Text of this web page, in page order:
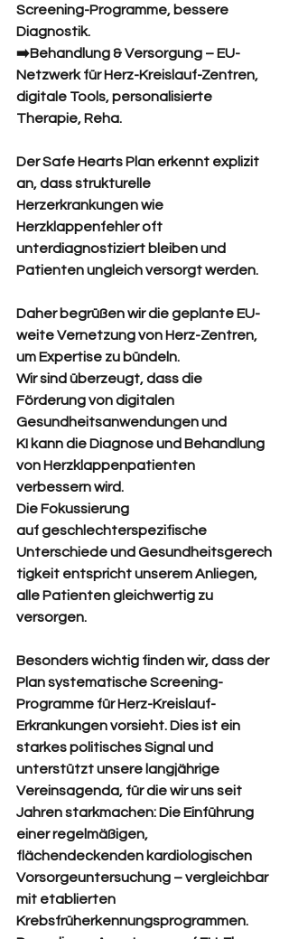
Screening-Programme, bessere
Diagnostik.
➡️Behandlung & Versorgung – EU-
Netzwerk für Herz-Kreislauf-Zentren,
digitale Tools, personalisierte
Therapie, Reha.
Der Safe Hearts Plan erkennt explizit
an, dass strukturelle
Herzerkrankungen wie
Herzklappenfehler oft
unterdiagnostiziert bleiben und
Patienten ungleich versorgt werden.
Daher begrüßen wir die geplante EU-
weite Vernetzung von Herz-Zentren,
um Expertise zu bündeln.
Wir sind überzeugt, dass die
Förderung von digitalen
Gesundheitsanwendungen und
KI kann die Diagnose und Behandlung
von Herzklappenpatienten
verbessern wird.
Die Fokussierung
auf geschlechterspezifische
Unterschiede und Gesundheitsgerech
tigkeit entspricht unserem Anliegen,
alle Patienten gleichwertig zu
versorgen.
Besonders wichtig finden wir, dass der
Plan systematische Screening-
Programme für Herz-Kreislauf-
Erkrankungen vorsieht. Dies ist ein
starkes politisches Signal und
unterstützt unsere langjährige
Vereinsagenda, für die wir uns seit
Jahren starkmachen: Die Einführung
einer regelmäßigen,
flächendeckenden kardiologischen
Vorsorgeuntersuchung – vergleichbar
mit etablierten
Krebsfrüherkennungsprogrammen.